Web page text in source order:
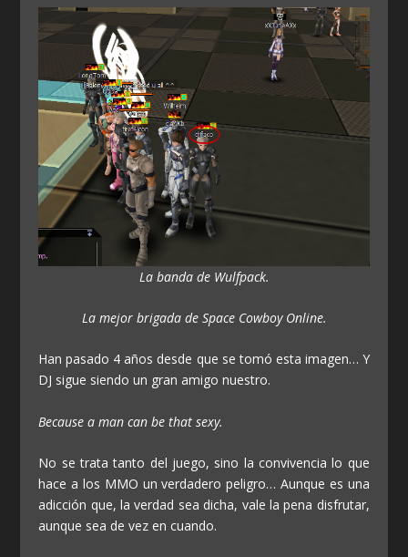
La banda de Wulfpack.
La mejor brigada de Space Cowboy Online.
Han pasado 4 años desde que se tomó esta imagen… Y
DJ sigue siendo un gran amigo nuestro.
Because a man can be that sexy.
No se trata tanto del juego, sino la convivencia lo que
hace a los MMO un verdadero peligro… Aunque es una
adicción que, la verdad sea dicha, vale la pena disfrutar,
aunque sea de vez en cuando.